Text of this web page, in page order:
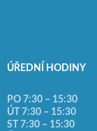
ÚŘEDNÍ HODINY
PO 7:30 – 15:30
ÚT 7:30 – 15:30
ST 7:30 – 15:30